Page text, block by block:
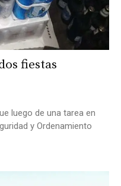
fiestas
luego de una tarea en
y Ordenamiento